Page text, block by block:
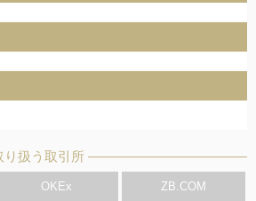
り扱う取引所
OKEx ZB.COM